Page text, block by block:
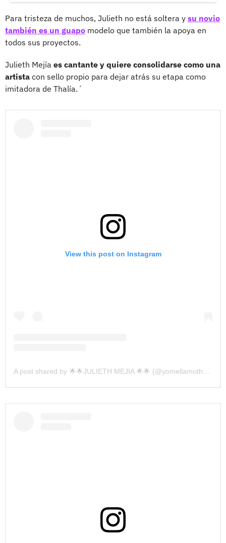
Para tristeza de muchos, Julieth no está soltera y su novio
también es un guapo modelo que también la apoya en
todos sus proyectos.
Julieth Mejía es cantante y quiere consolidarse como una
artista con sello propio para dejar atrás su etapa como
imitadora de Thalía.´
View this post on Instagram